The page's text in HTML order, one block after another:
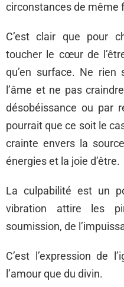
circonstances de même
C’est clair que pour
toucher le cœur de
qu’en surface. Ne
l’âme et ne pas
désobéissance ou par
pourrait que ce soit le
crainte envers la
énergies et la joie d’être.
La culpabilité est un
vibration attire les
soumission, de
C’est l’expression de
l’amour que du divin.